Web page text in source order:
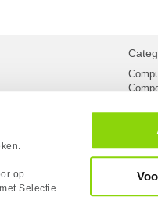
op
Selectie
PC